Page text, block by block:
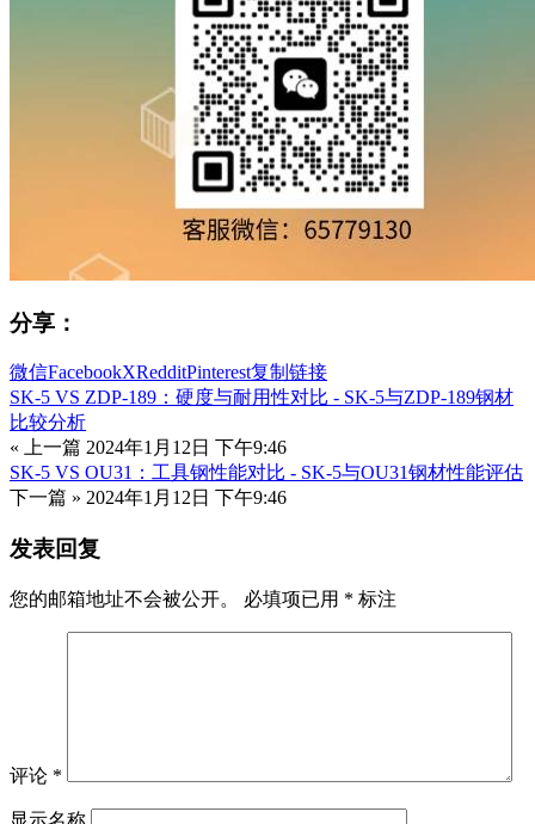
分享：
微信FacebookXRedditPinterest复制链接
SK-5 VS ZDP-189：硬度与耐用性对比 - SK-5与ZDP-189钢材
比较分析
« 上一篇 2024年1月12日 下午9:46
SK-5 VS OU31：工具钢性能对比 - SK-5与OU31钢材性能评估
下一篇 » 2024年1月12日 下午9:46
发表回复
您的邮箱地址不会被公开。 必填项已用 * 标注
评论 *
显示名称